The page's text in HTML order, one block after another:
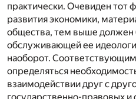
практически. Очевиден тот
развития экономики,
общества, тем выше должен
обслуживающей ее
наоборот.
определяться
взаимодействии друг с